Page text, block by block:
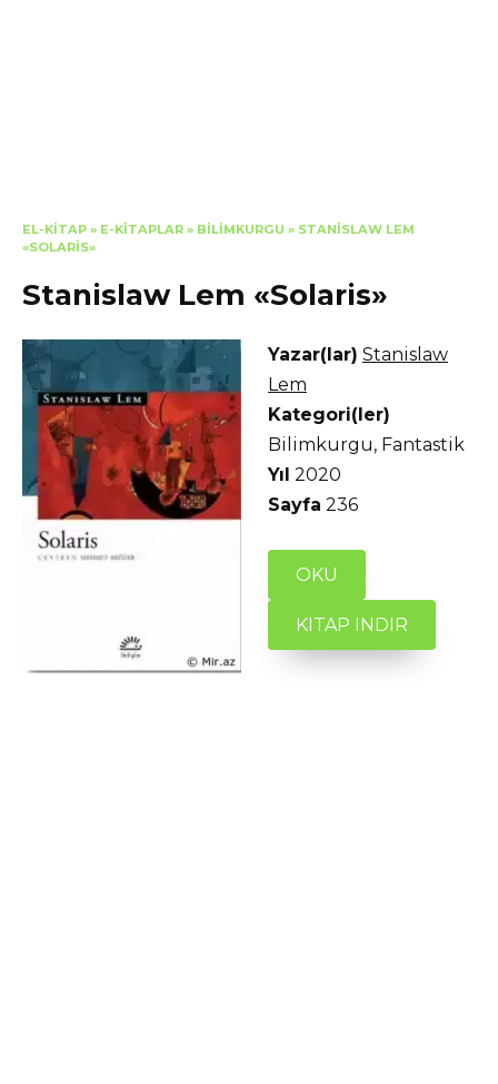
EL-KITAP » E-KITAPLAR » BILIMKURGU » STANISLAW LEM
«SOLARIS»
Stanislaw Lem «Solaris»
Yazar(lar) Stanislaw
Lem
Kategori(ler)
Bilimkurgu, Fantastik
Yıl 2020
Sayfa 236
OKU
KITAP INDIR